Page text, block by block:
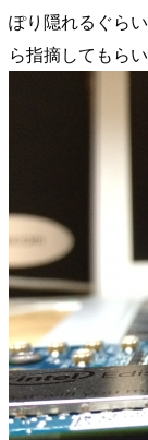
ぽり隠れるぐら
ら指摘してもら